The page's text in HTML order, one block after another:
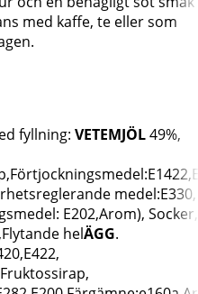
med kaffe, te eller som
fyllning: VETEMJÖL49%,
medel:E330,
E202,Arom), Socker,
helÄGG.